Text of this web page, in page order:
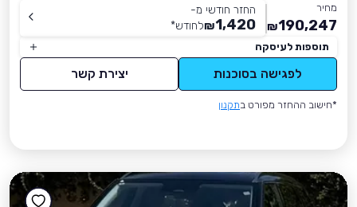
מחיר
190,247
₪
החזר חודשי מ-
1,420
₪לחודש*
תוספות לעיסקה
לפגישה בסוכנות יצירת קשר
*חישוב ההחזר מפורט בתקנון